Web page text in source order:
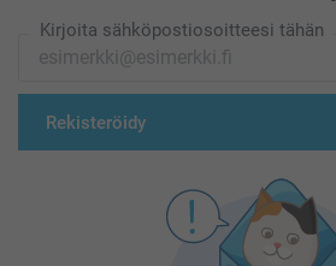
Kirjoita sähköpostiosoitteesi tähän
Rekisteröidy